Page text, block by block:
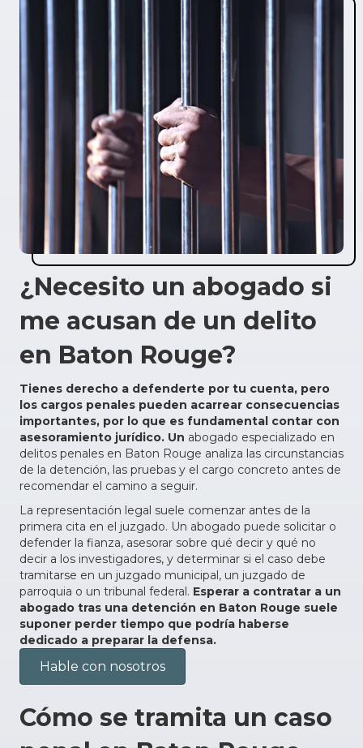
¿Necesito un abogado si
me acusan de un delito
en Baton Rouge?
Tienes derecho a defenderte por tu cuenta, pero
los cargos penales pueden acarrear consecuencias
importantes, por lo que es fundamental contar con
asesoramiento jurídico. Un abogado especializado en
delitos penales en Baton Rouge analiza las circunstancias
de la detención, las pruebas y el cargo concreto antes de
recomendar el camino a seguir.
La representación legal suele comenzar antes de la
primera cita en el juzgado. Un abogado puede solicitar o
defender la fianza, asesorar sobre qué decir y qué no
decir a los investigadores, y determinar si el caso debe
tramitarse en un juzgado municipal, un juzgado de
parroquia o un tribunal federal. Esperar a contratar a un
abogado tras una detención en Baton Rouge suele
suponer perder tiempo que podría haberse
dedicado a preparar la defensa.
Hable con nosotros
Cómo se tramita un caso